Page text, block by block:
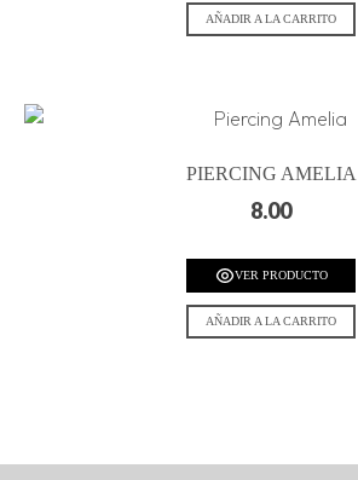
AÑADIR A LA CARRITO
PIERCING AMELIA
8.00
VER PRODUCTO
AÑADIR A LA CARRITO